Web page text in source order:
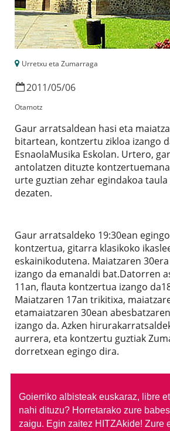
Urretxu eta Zumarraga
2011/05/06
Otamotz
Gaur arratsaldean hasi eta
bitartean, kontzertu zikloa izango
EsnaolaMusika Eskolan. Urtero,
antolatzen dituzte
urte guztian zehar egindakoa
dezaten.
Gaur arratsaldeko 19:30ean
kontzertua, gitarra klasikoko
eskainikodutena. Maiatzaren
izango da emanaldi bat.Datorren
11an, flauta kontzertua izango
Maiatzaren 17an trikitixa,
etamaiatzaren 30ean
izango da. Azken
aurrera, eta kontzertu guztiak
dorretxean egingo dira.
Goierriko albisteak euskaraz, libre
nahi dituzu? Horretarako zure
zaigu. Egin zaitez HITZAkide! Zure